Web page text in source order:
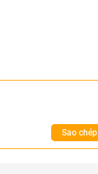
Sao chép